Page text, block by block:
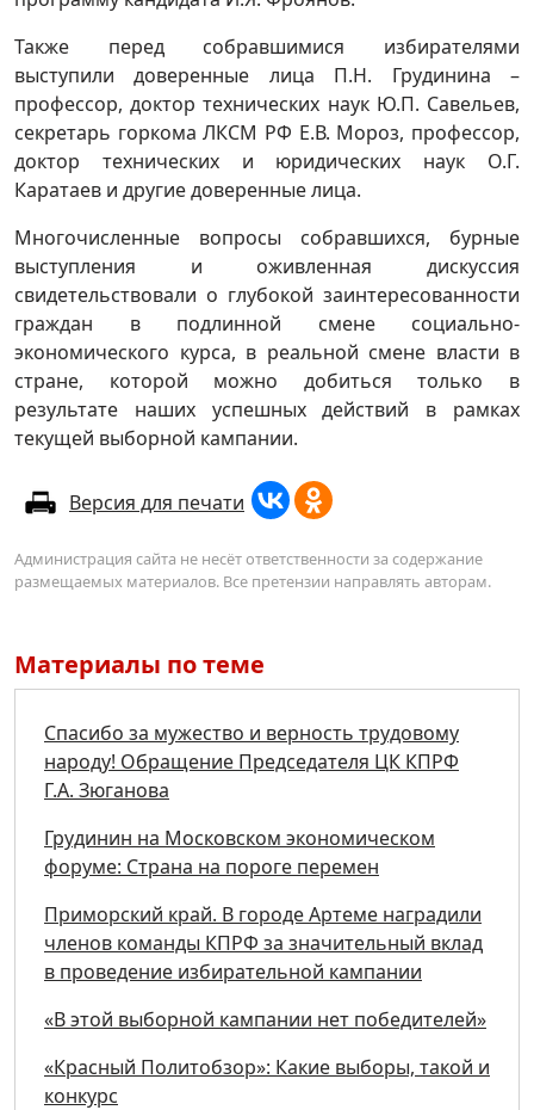
Также перед собравшимися избирателями
выступили доверенные лица П.Н. Грудинина –
профессор, доктор технических наук Ю.П. Савельев,
секретарь горкома ЛКСМ РФ Е.В. Мороз, профессор,
доктор технических и юридических наук О.Г.
Каратаев и другие доверенные лица.
Многочисленные вопросы собравшихся, бурные
выступления и оживленная дискуссия
свидетельствовали о глубокой заинтересованности
граждан в подлинной смене социально-
экономического курса, в реальной смене власти в
стране, которой можно добиться только в
результате наших успешных действий в рамках
текущей выборной кампании.
Версия для печати
Администрация сайта не несёт ответственности за содержание
размещаемых материалов. Все претензии направлять авторам.
Материалы по теме
Спасибо за мужество и верность трудовому
народу! Обращение Председателя ЦК КПРФ
Г.А. Зюганова
Грудинин на Московском экономическом
форуме: Страна на пороге перемен
Приморский край. В городе Артеме наградили
членов команды КПРФ за значительный вклад
в проведение избирательной кампании
«В этой выборной кампании нет победителей»
«Красный Политобзор»: Какие выборы, такой и
конкурс